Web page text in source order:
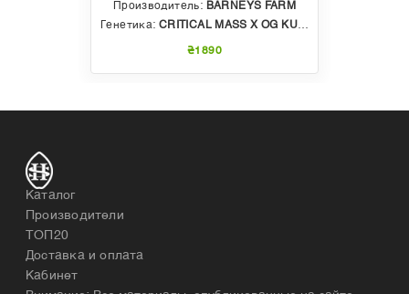
Производитель: BARNEYS FARM
Генетика: CRITICAL MASS X OG KUSH
₴1890
Каталог
Производители
ТОП20
Доставка и оплата
Кабинет